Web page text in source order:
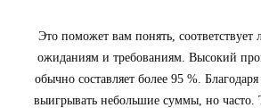
Это поможет вам понять,
ожиданиям и требованиям. Высокий
обычно составляет более 95 %.
выигрывать небольшие суммы, но часто.